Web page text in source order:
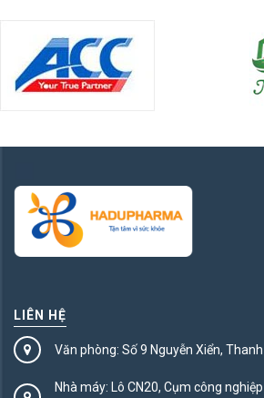
LIÊN HỆ
Văn phòng: Số 9 Nguyễn Xiển,
Nhà máy: Lô CN20, Cụm công